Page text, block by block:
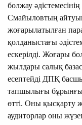
болжау
Смайыловтың
жоғарылатылған
қолданыстағы
ескерілді. Жоғары
жылдары салық
есептейді ДПҚ
тапшылығы
өтті. Оны қысқарту
аудиторлар оны